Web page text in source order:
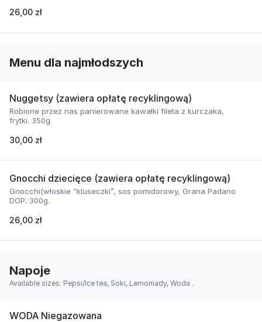
26,00 zł
Menu dla najmłodszych
Nuggetsy (zawiera opłatę recyklingową)
Robione przez nas panierowane kawałki fileta z kurczaka,
frytki. 350g.
30,00 zł
Gnocchi dziecięce (zawiera opłatę recyklingową)
Gnocchi(włoskie “kluseczki”, sos pomidorowy, Grana Padano
DOP. 300g.
26,00 zł
Napoje
Available sizes: Pepsi/Ice tea, Soki, Lemoniady, Woda .
WODA Niegazowana